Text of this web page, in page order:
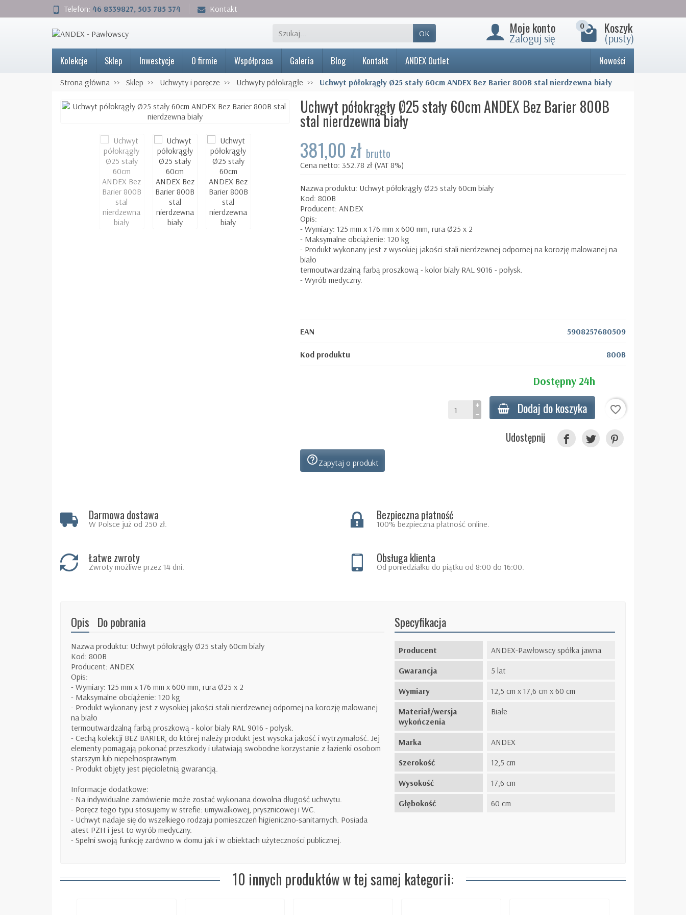
Telefon: 46 8339827, 503 785 374 Kontakt
OK Moje konto
Zaloguj się
0 Koszyk
(pusty)
Kolekcje Sklep Inwestycje O firmie Współpraca Galeria Blog Kontakt ANDEX Outlet Nowości
Strona główna Sklep Uchwyty i poręcze Uchwyty półokrągłe Uchwyt półokrągły Ø25 stały 60cm ANDEX Bez Barier 800B stal nierdzewna biały
Uchwyt półokrągły Ø25 stały 60cm ANDEX Bez Barier 800B
stal nierdzewna biały
381,00 zł brutto
Cena netto: 352.78 zł (VAT 8%)
Nazwa produktu: Uchwyt półokrągły Ø25 stały 60cm biały
Kod: 800B
Producent: ANDEX
Opis:
- Wymiary: 125 mm x 176 mm x 600 mm, rura Ø25 x 2
- Maksymalne obciążenie: 120 kg
- Produkt wykonany jest z wysokiej jakości stali nierdzewnej odpornej na korozję malowanej na
biało
termoutwardzalną farbą proszkową - kolor biały RAL 9016 - połysk.
- Wyrób medyczny.
EAN 5908257680509
Kod produktu 800B
Dostępny 24h
Dodaj do koszyka favorite_border
Udostępnij
help_outlineZapytaj o produkt
Darmowa dostawa
W Polsce już od 250 zł.
Bezpieczna płatność
100% bezpieczna płatność online.
Łatwe zwroty
Zwroty możliwe przez 14 dni.
Obsługa klienta
Od poniedziałku do piątku od 8:00 do 16:00.
Opis Do pobrania
Nazwa produktu: Uchwyt półokrągły Ø25 stały 60cm biały
Kod: 800B
Producent: ANDEX
Opis:
- Wymiary: 125 mm x 176 mm x 600 mm, rura Ø25 x 2
- Maksymalne obciążenie: 120 kg
- Produkt wykonany jest z wysokiej jakości stali nierdzewnej odpornej na korozję malowanej
na biało
termoutwardzalną farbą proszkową - kolor biały RAL 9016 - połysk.
- Cechą kolekcji BEZ BARIER, do której należy produkt jest wysoka jakość i wytrzymałość. Jej
elementy pomagają pokonać przeszkody i ułatwiają swobodne korzystanie z łazienki osobom
starszym lub niepełnosprawnym.
- Produkt objęty jest pięcioletnią gwarancją.
Informacje dodatkowe:
- Na indywidualne zamówienie może zostać wykonana dowolna długość uchwytu.
- Poręcz tego typu stosujemy w strefie: umywalkowej, prysznicowej i WC.
- Uchwyt nadaje się do wszelkiego rodzaju pomieszczeń higieniczno-sanitarnych. Posiada
atest PZH i jest to wyrób medyczny.
- Spełni swoją funkcję zarówno w domu jak i w obiektach użyteczności publicznej.
Specyfikacja
Producent
ANDEX-Pawłowscy spółka jawna
Gwarancja
5 lat
Wymiary
12,5 cm x 17,6 cm x 60 cm
Materiał/wersja
wykończenia
Białe
Marka
ANDEX
Szerokość
12,5 cm
Wysokość
17,6 cm
Głębokość
60 cm
10 innych produktów w tej samej kategorii: